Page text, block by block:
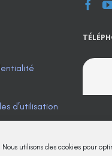
Nous utilisons des cookies pour
d’utilisation
de vente
(UE)